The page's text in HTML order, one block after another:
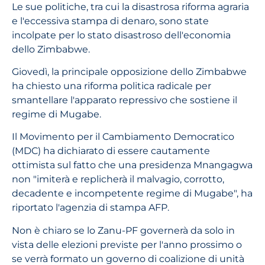
Le sue politiche, tra cui la disastrosa riforma agraria
e l'eccessiva stampa di denaro, sono state
incolpate per lo stato disastroso dell'economia
dello Zimbabwe.
Giovedì, la principale opposizione dello Zimbabwe
ha chiesto una riforma politica radicale per
smantellare l'apparato repressivo che sostiene il
regime di Mugabe.
Il Movimento per il Cambiamento Democratico
(MDC) ha dichiarato di essere cautamente
ottimista sul fatto che una presidenza Mnangagwa
non "imiterà e replicherà il malvagio, corrotto,
decadente e incompetente regime di Mugabe", ha
riportato l'agenzia di stampa AFP.
Non è chiaro se lo Zanu-PF governerà da solo in
vista delle elezioni previste per l'anno prossimo o
se verrà formato un governo di coalizione di unità